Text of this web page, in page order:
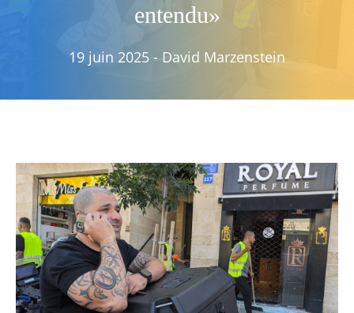
entendu»
19 juin 2025 - David Marzenstein